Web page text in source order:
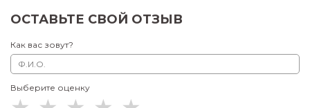
ОСТАВЬТЕ СВОЙ ОТЗЫВ
Как вас зовут?
Выберите оценку